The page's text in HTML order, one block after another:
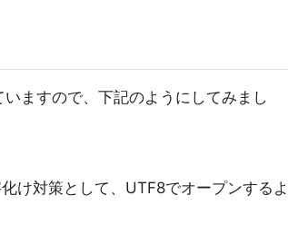
ますので、下記のようにしてみまし
け対策として、UTF8でオープンするよ